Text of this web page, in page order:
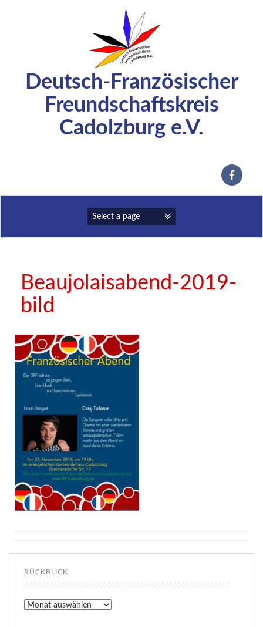
Deutsch-Französischer
Freundschaftskreis
Cadolzburg e.V.
Beaujolaisabend-2019-
bild
RÜCKBLICK
Rückblick